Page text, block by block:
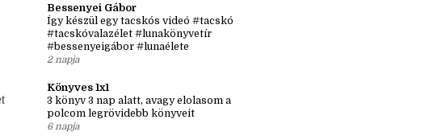
Kettős idősík: hol és hogyan érjen össze a
két történet?
9 órája
Bessenyei Gábor
#tacskóvalazélet #lunakönyvetír
#bessenyeigábor #lunaélete
2 napja